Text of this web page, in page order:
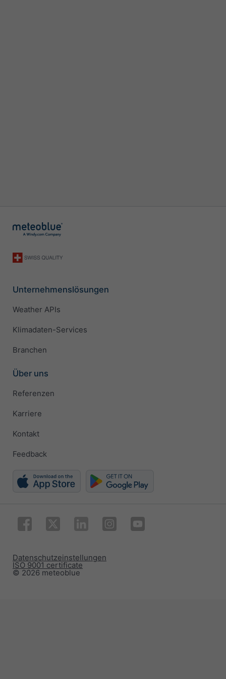
Unternehmenslösungen
Weather APIs
Klimadaten-Services
Branchen
Über uns
Referenzen
Karriere
Kontakt
Feedback
© 2026 meteoblue
ISO 9001 certificate
Datenschutzeinstellungen